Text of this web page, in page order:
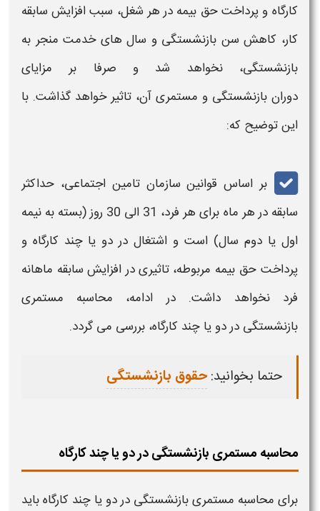
کارگاه و پرداخت حق بیمه در هر شغل، سبب افزایش سابقه
کار، کاهش سن بازنشستگی و سال های خدمت منجر به
بازنشستگی، نخواهد شد و صرفا بر مزایای
دوران بازنشستگی و مستمری آن، تاثیر خواهد گذاشت. با
این توضیح که:
بر اساس قوانین سازمان تامین اجتماعی، حداکثر
سابقه در هر ماه برای هر فرد، 31 الی 30 روز (بسته به نیمه
اول یا دوم سال) است و اشتغال در دو یا چند کارگاه و
پرداخت حق بیمه مربوطه، تاثیری در افزایش سابقه ماهانه
فرد نخواهد داشت. در ادامه، محاسبه مستمری
بازنشستگی در دو یا چند کارگاه، بررسی می گردد.
حتما بخوانید:حقوق بازنشستگی
محاسبه مستمری بازنشستگی در دو یا چند کارگاه
برای محاسبه مستمری بازنشستگی در دو یا چند کارگاهباید